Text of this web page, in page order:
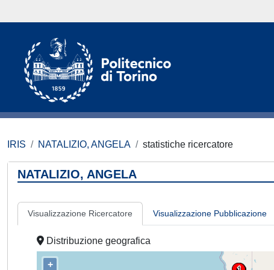
IRIS NATALIZIO, ANGELA statistiche ricercatore
NATALIZIO, ANGELA
Visualizzazione Ricercatore Visualizzazione Pubblicazione
Distribuzione geografica
+